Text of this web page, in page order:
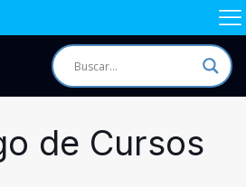
de Cursos